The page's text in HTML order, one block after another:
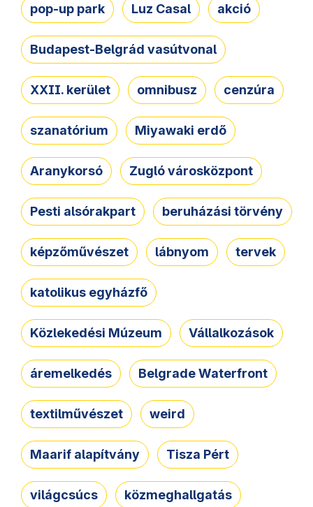
pop-up park Luz Casal akció
Budapest-Belgrád vasútvonal
XXII. kerület omnibusz cenzúra
szanatórium Miyawaki erdő
Aranykorsó Zugló városközpont
Pesti alsórakpart beruházási törvény
képzőművészet lábnyom tervek
katolikus egyházfő
Közlekedési Múzeum Vállalkozások
áremelkedés Belgrade Waterfront
textilművészet weird
Maarif alapítvány Tisza Pért
világcsúcs közmeghallgatás